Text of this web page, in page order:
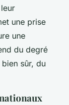
une prise
une
du degré
sûr, du